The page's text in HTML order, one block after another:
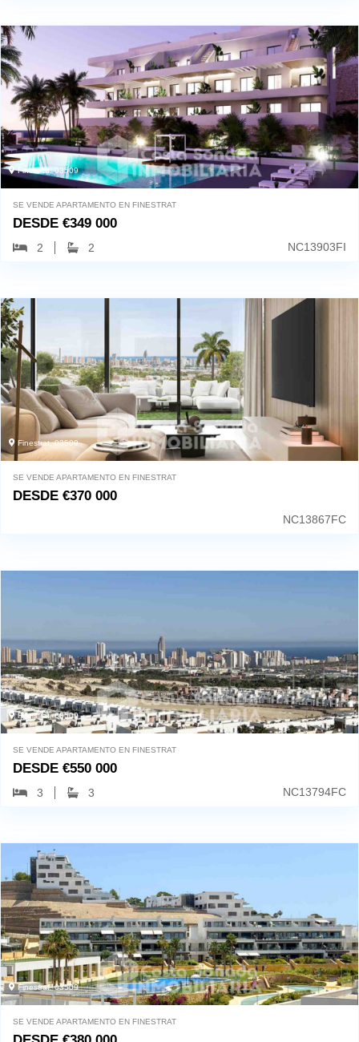
Finestrat, 03509
SE VENDE APARTAMENTO EN FINESTRAT
DESDE €349 000
2 2 NC13903FI
Finestrat, 03509
SE VENDE APARTAMENTO EN FINESTRAT
DESDE €370 000
NC13867FC
Finestrat, 03509
SE VENDE APARTAMENTO EN FINESTRAT
DESDE €550 000
3 3 NC13794FC
Finestrat, 03509
SE VENDE APARTAMENTO EN FINESTRAT